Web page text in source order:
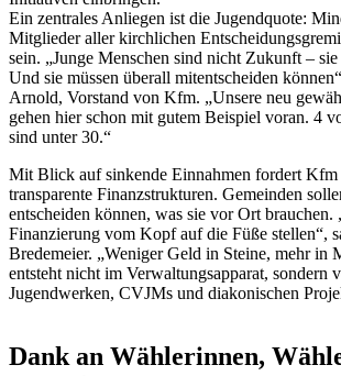
Ein zentrales Anliegen ist die Jugendquote:
Mitglieder aller kirchlichen
sein. „Junge Menschen sind nicht Zukunft –
Und sie müssen überall mitentscheiden
Arnold, Vorstand von Kfm. „Unsere neu
gehen hier schon mit gutem Beispiel voran. 4
sind unter 30.“
Mit Blick auf sinkende Einnahmen fordert Kfm
transparente Finanzstrukturen. Gemeinden
entscheiden können, was sie vor Ort
Finanzierung vom Kopf auf die Füße stellen“,
Bredemeier. „Weniger Geld in Steine, mehr in
entsteht nicht im Verwaltungsapparat, sondern
Jugendwerken, CVJMs und diakonischen
Dank an Wählerinnen,